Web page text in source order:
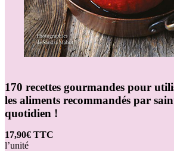
170 recettes gourmandes pour
les aliments recommandés par
quotidien !
17,90€ TTC
l’unité